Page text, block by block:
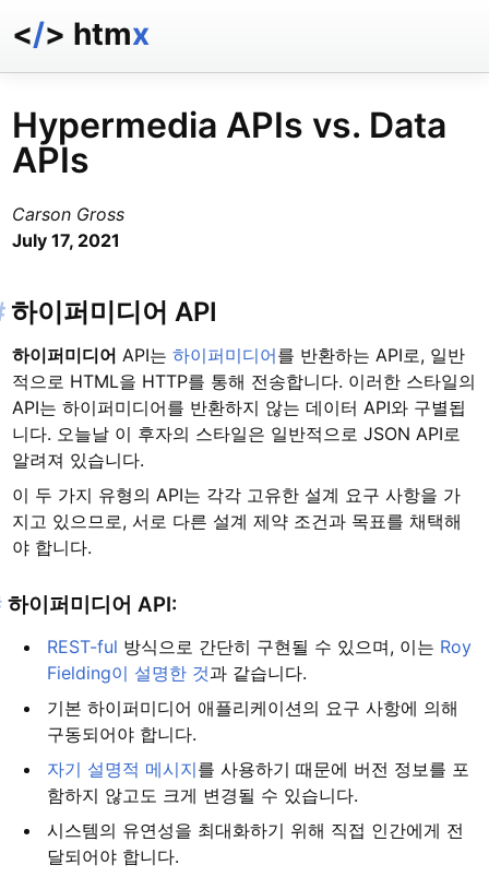
</> htmx
docs
reference
examples
Hypermedia APIs vs. Data
APIs
Carson Gross
July 17, 2021
하이퍼미디어 API
하이퍼미디어 API는하이퍼미디어를 반환하는 API로, 일반
적으로 HTML을 HTTP를 통해 전송합니다. 이러한 스타일의
API는 하이퍼미디어를 반환하지 않는 데이터 API와 구별됩
니다. 오늘날 이 후자의 스타일은 일반적으로 JSON API로
알려져 있습니다.
이 두 가지 유형의 API는 각각 고유한 설계 요구 사항을 가
지고 있으므로, 서로 다른 설계 제약 조건과 목표를 채택해
야 합니다.
하이퍼미디어 API:
REST-ful 방식으로 간단히 구현될 수 있으며, 이는 Roy
Fielding이 설명한 것과 같습니다.
기본 하이퍼미디어 애플리케이션의 요구 사항에 의해
구동되어야 합니다.
자기 설명적 메시지를 사용하기 때문에 버전 정보를 포
함하지 않고도 크게 변경될 수 있습니다.
시스템의 유연성을 최대화하기 위해 직접 인간에게 전
달되어야 합니다.